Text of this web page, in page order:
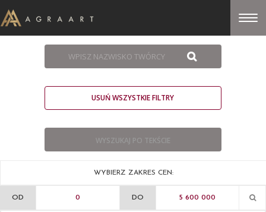
USUŃ WSZYSTKIE FILTRY
WYBIERZ ZAKRES CEN:
OD DO